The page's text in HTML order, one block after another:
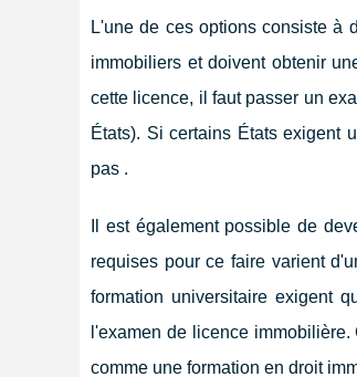
L'une de ces options consiste à
immobiliers et doivent obtenir
cette licence, il faut passer un
États). Si certains États exigent
pas .
Il est également possible de
requises pour ce faire varient
formation universitaire exigent
l'examen de licence
comme une formation en droit